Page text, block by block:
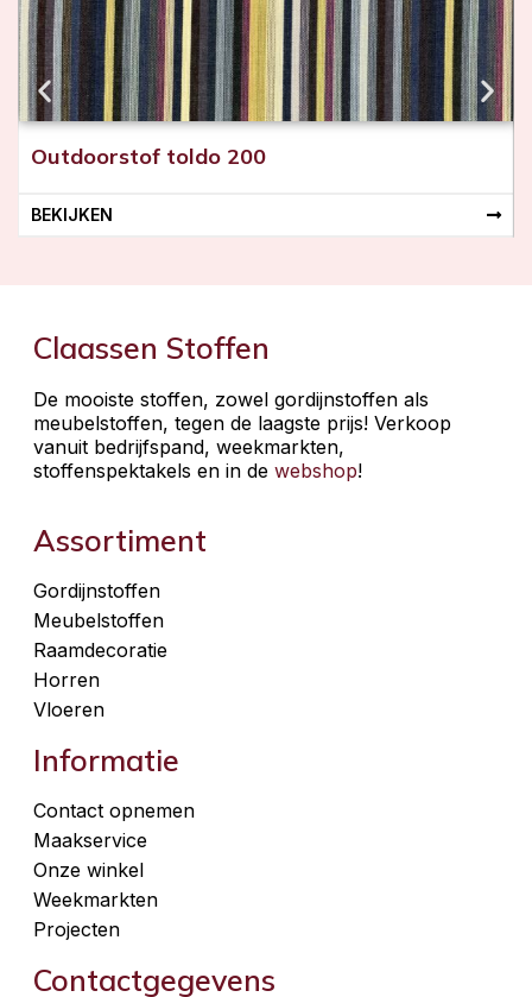
Outdoorstof toldo 200
BEKIJKEN
Claassen Stoffen
De mooiste stoffen, zowel gordijnstoffen als
meubelstoffen, tegen de laagste prijs! Verkoop
vanuit bedrijfspand, weekmarkten,
stoffenspektakels en in de webshop!
Assortiment
Gordijnstoffen
Meubelstoffen
Raamdecoratie
Horren
Vloeren
Informatie
Contact opnemen
Maakservice
Onze winkel
Weekmarkten
Projecten
Contactgegevens